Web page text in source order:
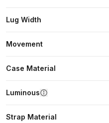
Lug Width
Movement
Case Material
Luminous
Strap Material